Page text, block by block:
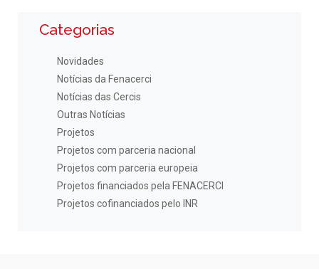
Categorias
Novidades
Notícias da Fenacerci
Notícias das Cercis
Outras Notícias
Projetos
Projetos com parceria nacional
Projetos com parceria europeia
Projetos financiados pela FENACERCI
Projetos cofinanciados pelo INR